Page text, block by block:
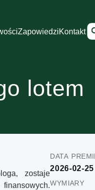
ZapowiedziKontakt
lotem
zostaje
data
2026-02-25
wymiary